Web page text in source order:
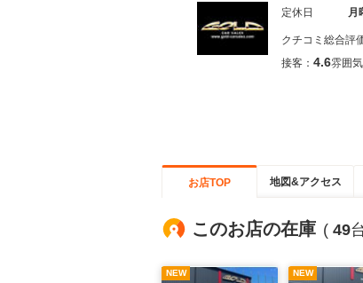
定休日
月
クチコミ総合評
接客： 4.6雰囲気
お店TOP 地図&アクセス
このお店の在庫 ( 49
NEW NEW